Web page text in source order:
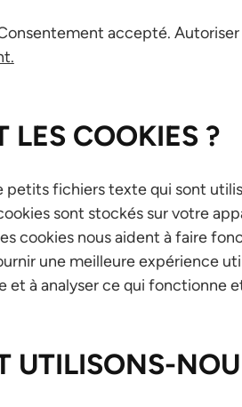
accepté. Autoriser
LES COOKIES ?
petits fichiers texte qui sont
sont stockés sur votre
cookies nous aident à faire
une meilleure expérience
et à analyser ce qui fonctionne
UTILISONS-